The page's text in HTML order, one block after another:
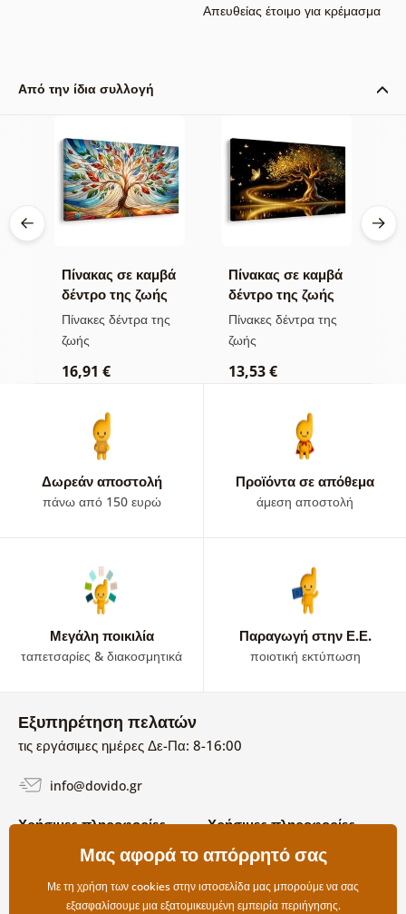
Απευθείας έτοιμο για κρέμασμα
Από την ίδια συλλογή
Πίνακας σε καμβά
δέντρο της ζωής
σε πολύχρωμο
βιτρό
Πίνακες δέντρα της
ζωής
16,91 €
Πίνακας σε καμβά
δέντρο της ζωής
χρυσή μαγεία
Πίνακες δέντρα της
ζωής
13,53 €
Δωρεάν αποστολή
πάνω από 150 ευρώ
Προϊόντα σε απόθεμα
άμεση αποστολή
Μεγάλη ποικιλία
ταπετσαρίες & διακοσμητικά
Παραγωγή στην Ε.Ε.
ποιοτική εκτύπωση
Εξυπηρέτηση πελατών
τις εργάσιμες ημέρες Δε-Πα: 8-16:00
info@dovido.gr
Χρήσιμες πληροφορίες
Όροι χρήσης και επιστροφών
Επιλογές αποστολής και
Χρήσιμες πληροφορίες
Σχετικά με εμάς
Συχνές Ερωτήσεις
Επικοινωνία
Μας αφορά το απόρρητό σας
Με τη χρήση των cookies στην ιστοσελίδα μας μπορούμε να σας
εξασφαλίσουμε μια εξατομικευμένη εμπειρία περιήγησης.